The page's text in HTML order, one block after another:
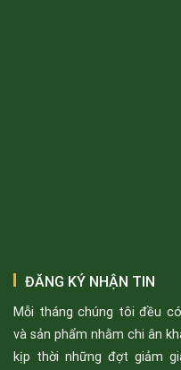
ĐĂNG KÝ NHẬN TIN
Mỗi tháng chúng tôi đều
và sản phẩm nhằm chi ân
kịp thời những đợt giảm